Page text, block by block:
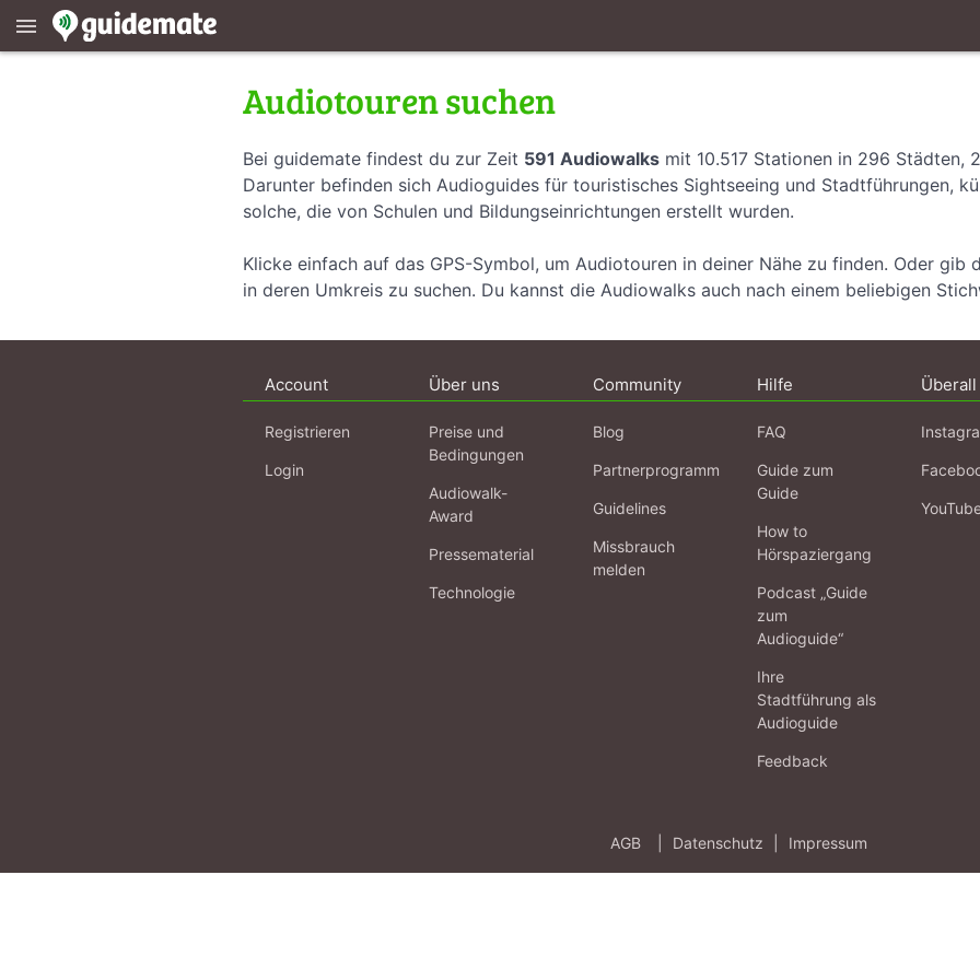
menu
Audiotouren suchen
Bei guidemate findest du zur Zeit 591 Audiowalks mit 10.517 Stationen in 296 Städten,
Darunter befinden sich Audioguides für touristisches Sightseeing und Stadtführungen,
solche, die von Schulen und Bildungseinrichtungen erstellt wurden.
Klicke einfach auf das GPS-Symbol, um Audiotouren in deiner Nähe zu finden. Oder gib
in deren Umkreis zu suchen. Du kannst die Audiowalks auch nach einem beliebigen
Account
Registrieren
Login
Über uns
Preise und
Bedingungen
Audiowalk-
Award
Pressematerial
Technologie
Community
Blog
Partnerprogramm
Guidelines
Missbrauch
melden
Hilfe
FAQ
Guide zum
Guide
How to
Hörspaziergang
Podcast „Guide
zum
Audioguide“
Ihre
Stadtführung als
Audioguide
Feedback
Überall
AGB Datenschutz Impressum